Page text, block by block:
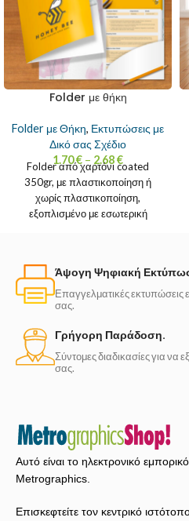
Folder με θήκη
Folder με Θήκη, Εκτυπώσεις με
Δικό σας Σχέδιο
1.70€ – 2.68€
Folder από χαρτόνι coated
350gr, με πλαστικοποίηση ή
χωρίς πλαστικοποίηση,
εξοπλισμένο με εσωτερική
Άψογη Ψηφιακή
Επαγγελματικές εκτυπώσεις
σας.
Γρήγορη Παράδοση.
Σύντομες διαδικασίες για να
σας.
Αυτό είναι το ηλεκτρονικό
Metrographics.
Επισκεφτείτε τον κεντρικό